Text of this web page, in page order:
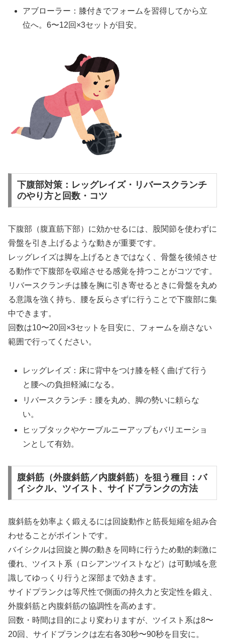
アブローラー：膝付きでフォームを習得してから立
位へ。6〜12回×3セットが目安。
下腹部対策：レッグレイズ・リバースクランチ
のやり方と回数・コツ
下腹部（腹直筋下部）に効かせるには、股関節を使わずに
骨盤を引き上げるような動きが重要です。
レッグレイズは脚を上げるときではなく、骨盤を後傾させ
る動作で下腹部を収縮させる感覚を持つことがコツです。
リバースクランチは膝を胸に引き寄せるときに骨盤を丸め
る意識を強く持ち、腰を反らさずに行うことで下腹部に集
中できます。
回数は10〜20回×3セットを目安に、フォームを崩さない
範囲で行ってください。
レッグレイズ：床に背中をつけ膝を軽く曲げて行う
と腰への負担軽減になる。
リバースクランチ：腰を丸め、脚の勢いに頼らな
い。
ヒップタックやケーブルニーアップもバリエーショ
ンとして有効。
腹斜筋（外腹斜筋／内腹斜筋）を狙う種目：バ
イシクル、ツイスト、サイドプランクの方法
腹斜筋を効率よく鍛えるには回旋動作と筋長短縮を組み合
わせることがポイントです。
バイシクルは回旋と脚の動きを同時に行うため動的刺激に
優れ、ツイスト系（ロシアンツイストなど）は可動域を意
識してゆっくり行うと深部まで効きます。
サイドプランクは等尺性で側面の持久力と安定性を鍛え、
外腹斜筋と内腹斜筋の協調性を高めます。
回数・時間は目的により変わりますが、ツイスト系は8〜
20回、サイドプランクは左右各30秒〜90秒を目安に。